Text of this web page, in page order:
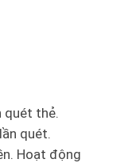
quét thẻ.
quét.
Hoạt động